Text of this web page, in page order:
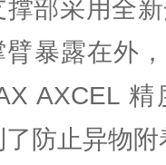
部采用全
暴露在外
AXCEL
防止异物